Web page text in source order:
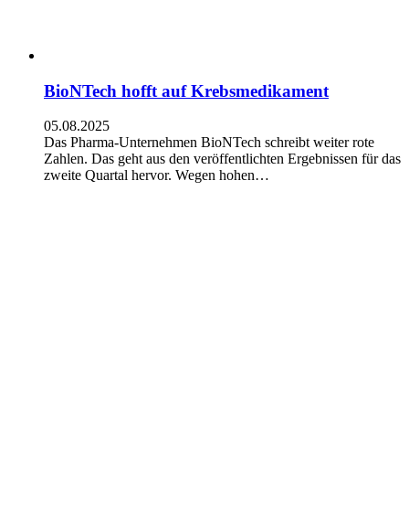
BioNTech hofft auf Krebsmedikament
05.08.2025
Das Pharma-Unternehmen BioNTech schreibt weiter rote
Zahlen. Das geht aus den veröffentlichten Ergebnissen für das
zweite Quartal hervor. Wegen hohen…